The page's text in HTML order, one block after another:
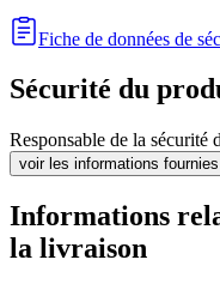
Fiche de données de
Sécurité du
Responsable de la
voir les informations
Informations
la livraison